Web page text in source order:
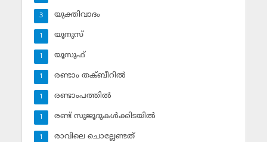
യുക്തിവാദം
3
യൂനുസ്‌
1
യൂസുഫ്‌
1
രണ്ടാം തക്ബീറില്‍
1
രണ്ടാംപത്തില്‍
1
രണ്ട് സുജൂദുകള്‍ക്കിടയില്‍
1
രാവിലെ ചൊല്ലേണ്ടത്
1